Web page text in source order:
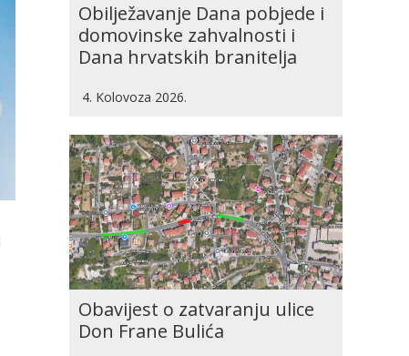
Obilježavanje Dana pobjede i
domovinske zahvalnosti i
Dana hrvatskih branitelja
4. Kolovoza 2026.
Obavijest o zatvaranju ulice
Don Frane Bulića